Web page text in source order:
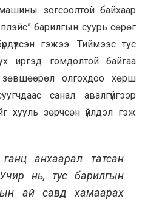
зогсоолтой байхаар
барилгын суурь сөрөг
гэжээ. Тиймээс тус
иргэд гомдолтой байгаа
зөвшөөрөл олгохдоо хөрш
санал авалгүйгээр
хууль зөрчсөн үйлдэл гэж
анхаарал татсан
нь, тус барилгын
ай савд хамаарах